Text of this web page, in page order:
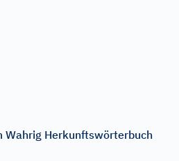
Wahrig Herkunftswörterbuch